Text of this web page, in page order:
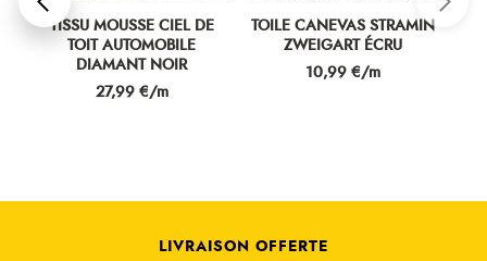
TISSU MOUSSE CIEL DE
TOIT AUTOMOBILE
DIAMANT NOIR
Prix
27,99 €/m
TOILE CANEVAS STRAMIN
ZWEIGART ÉCRU
Prix
10,99 €/m
LIVRAISON OFFERTE